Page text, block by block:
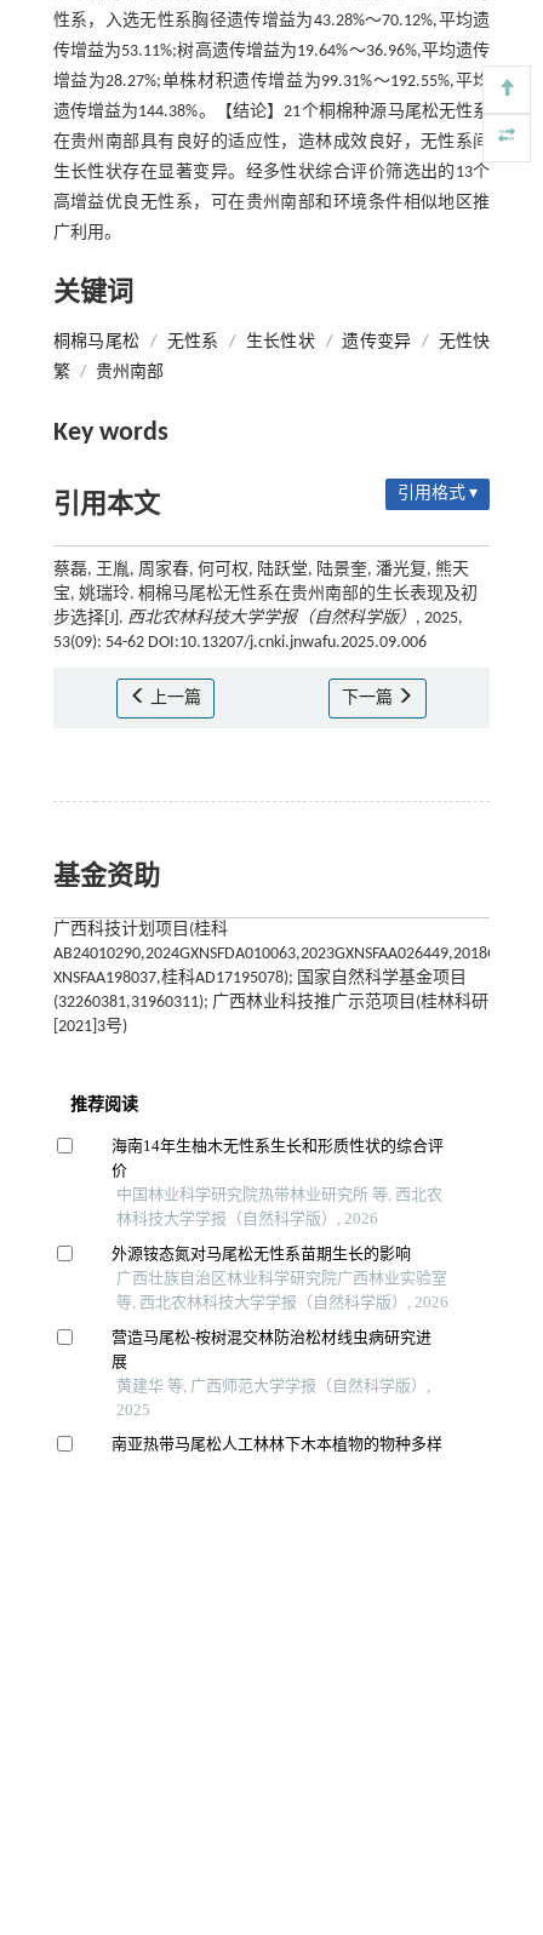
性系，入选无性系胸径遗传增益为43.28%～70.12%,平均遗
传增益为53.11%;树高遗传增益为19.64%～36.96%,平均遗传
增益为28.27%;单株材积遗传增益为99.31%～192.55%,平均
遗传增益为144.38%。【结论】21个桐棉种源马尾松无性系
在贵州南部具有良好的适应性，造林成效良好，无性系间
生长性状存在显著变异。经多性状综合评价筛选出的13个
高增益优良无性系，可在贵州南部和环境条件相似地区推
广利用。
关键词
桐棉马尾松 / 无性系 / 生长性状 / 遗传变异 / 无性快
繁 / 贵州南部
Key words
引用本文 引用格式 ▾
蔡磊, 王胤, 周家春, 何可权, 陆跃堂, 陆景奎, 潘光复, 熊天
宝, 姚瑞玲. 桐棉马尾松无性系在贵州南部的生长表现及初
步选择[J]. 西北农林科技大学学报（自然科学版） , 2025,
53(09): 54-62 DOI:10.13207/j.cnki.jnwafu.2025.09.006
上一篇 下一篇
基金资助
广西科技计划项目(桂科
XNSFAA198037,桂科AD17195078); 国家自然科学基金项目
(32260381,31960311); 广西林业科技推广示范项目(桂林科研
[2021]3号)